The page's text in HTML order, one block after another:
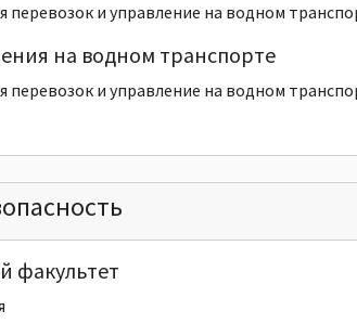
перевозок и управление на водном
на водном транспорте
перевозок и управление на водном
факультет